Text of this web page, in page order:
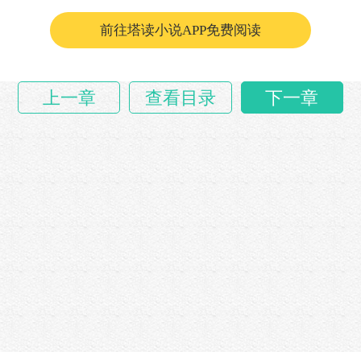
前往塔读小说APP免费阅读
上一章 查看目录 下一章